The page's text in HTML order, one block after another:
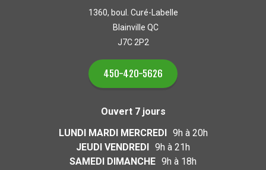
1360, boul. Curé-Labelle
Blainville QC
J7C 2P2
450-420-5626
Ouvert 7 jours
LUNDI MARDI MERCREDI 9h à 20h
JEUDI VENDREDI 9h à 21h
SAMEDI DIMANCHE 9h à 18h